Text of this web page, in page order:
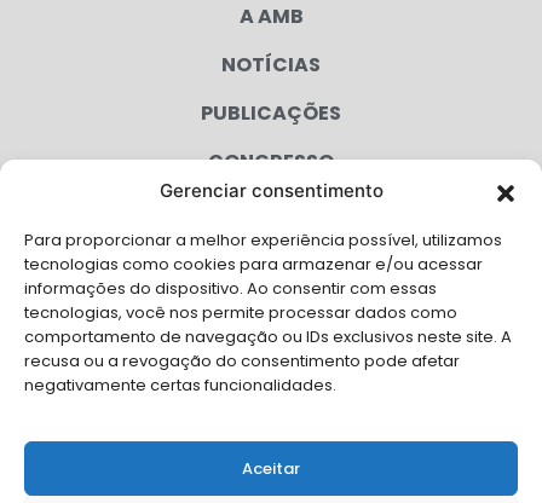
Gerenciar consentimento
Para proporcionar a melhor experiência possível, utilizamos
tecnologias como cookies para armazenar e/ou acessar
informações do dispositivo. Ao consentir com essas
tecnologias, você nos permite processar dados como
comportamento de navegação ou IDs exclusivos neste site. A
recusa ou a revogação do consentimento pode afetar
negativamente certas funcionalidades.
Aceitar
A AMB
NOTÍCIAS
PUBLICAÇÕES
CONGRESSO
CAMPANHAS
SERVIÇOS
FILIADAS
FALE CONOSCO
Solicite Apoio Institucional da AMB para o seu evento